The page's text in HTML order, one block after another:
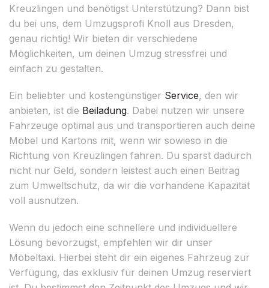
Kreuzlingen und benötigst Unterstützung? Dann bist
du bei uns, dem Umzugsprofi Knoll aus Dresden,
genau richtig! Wir bieten dir verschiedene
Möglichkeiten, um deinen Umzug stressfrei und
einfach zu gestalten.
Ein beliebter und kostengünstiger Service, den wir
anbieten, ist die Beiladung. Dabei nutzen wir unsere
Fahrzeuge optimal aus und transportieren auch deine
Möbel und Kartons mit, wenn wir sowieso in die
Richtung von Kreuzlingen fahren. Du sparst dadurch
nicht nur Geld, sondern leistest auch einen Beitrag
zum Umweltschutz, da wir die vorhandene Kapazität
voll ausnutzen.
Wenn du jedoch eine schnellere und individuellere
Lösung bevorzugst, empfehlen wir dir unser
Möbeltaxi. Hierbei steht dir ein eigenes Fahrzeug zur
Verfügung, das exklusiv für deinen Umzug reserviert